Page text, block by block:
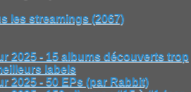
les streamings (2067)
2025 - 15 albums découverts trop
labels
2025 - 50 EPs (par Rabbit)